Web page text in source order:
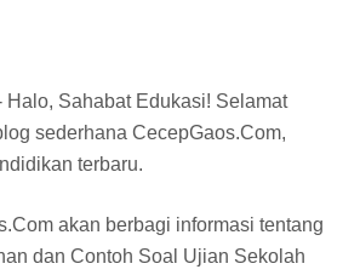
Halo, Sahabat Edukasi! Selamat
sederhana CecepGaos.Com,
terbaru.
akan berbagi informasi tentang
dan Contoh Soal Ujian Sekolah